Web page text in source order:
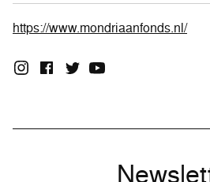
https://www.mondriaanfonds.nl/